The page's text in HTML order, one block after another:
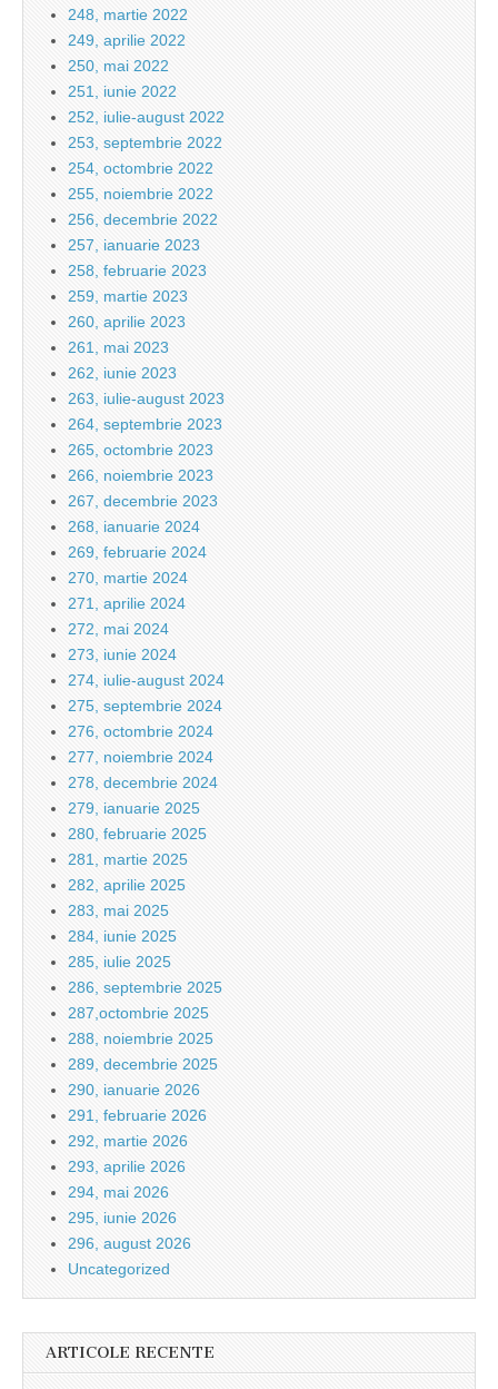
248, martie 2022
249, aprilie 2022
250, mai 2022
251, iunie 2022
252, iulie-august 2022
253, septembrie 2022
254, octombrie 2022
255, noiembrie 2022
256, decembrie 2022
257, ianuarie 2023
258, februarie 2023
259, martie 2023
260, aprilie 2023
261, mai 2023
262, iunie 2023
263, iulie-august 2023
264, septembrie 2023
265, octombrie 2023
266, noiembrie 2023
267, decembrie 2023
268, ianuarie 2024
269, februarie 2024
270, martie 2024
271, aprilie 2024
272, mai 2024
273, iunie 2024
274, iulie-august 2024
275, septembrie 2024
276, octombrie 2024
277, noiembrie 2024
278, decembrie 2024
279, ianuarie 2025
280, februarie 2025
281, martie 2025
282, aprilie 2025
283, mai 2025
284, iunie 2025
285, iulie 2025
286, septembrie 2025
287,octombrie 2025
288, noiembrie 2025
289, decembrie 2025
290, ianuarie 2026
291, februarie 2026
292, martie 2026
293, aprilie 2026
294, mai 2026
295, iunie 2026
296, august 2026
Uncategorized
ARTICOLE RECENTE